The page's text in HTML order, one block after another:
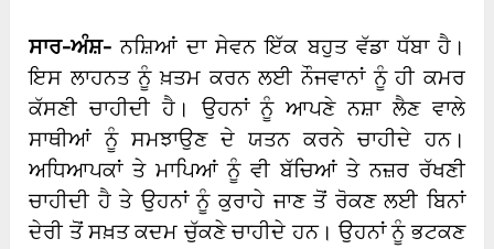
ਸਾਰ-ਅੰਸ਼- ਨਸ਼ਿਆਂ ਦਾ ਸੇਵਨ ਇੱਕ ਬਹੁਤ ਵੱਡਾ ਧੱਬਾ ਹੈ।
ਇਸ ਲਾਹਨਤ ਨੂੰ ਖ਼ਤਮ ਕਰਨ ਲਈ ਨੌਜਵਾਨਾਂ ਨੂੰ ਹੀ ਕਮਰ
ਕੱਸਣੀ ਚਾਹੀਦੀ ਹੈ। ਉਹਨਾਂ ਨੂੰ ਆਪਣੇ ਨਸ਼ਾ ਲੈਣ ਵਾਲੇ
ਸਾਥੀਆਂ ਨੂੰ ਸਮਝਾਉਣ ਦੇ ਯਤਨ ਕਰਨੇ ਚਾਹੀਦੇ ਹਨ।
ਅਧਿਆਪਕਾਂ ਤੇ ਮਾਪਿਆਂ ਨੂੰ ਵੀ ਬੱਚਿਆਂ ਤੇ ਨਜ਼ਰ ਰੱਖਣੀ
ਚਾਹੀਦੀ ਹੈ ਤੇ ਉਹਨਾਂ ਨੂੰ ਕੁਰਾਹੇ ਜਾਣ ਤੋਂ ਰੋਕਣ ਲਈ ਬਿਨਾਂ
ਦੇਰੀ ਤੋਂ ਸਖ਼ਤ ਕਦਮ ਚੁੱਕਣੇ ਚਾਹੀਦੇ ਹਨ। ਉਹਨਾਂ ਨੂੰ ਭਟਕਣ